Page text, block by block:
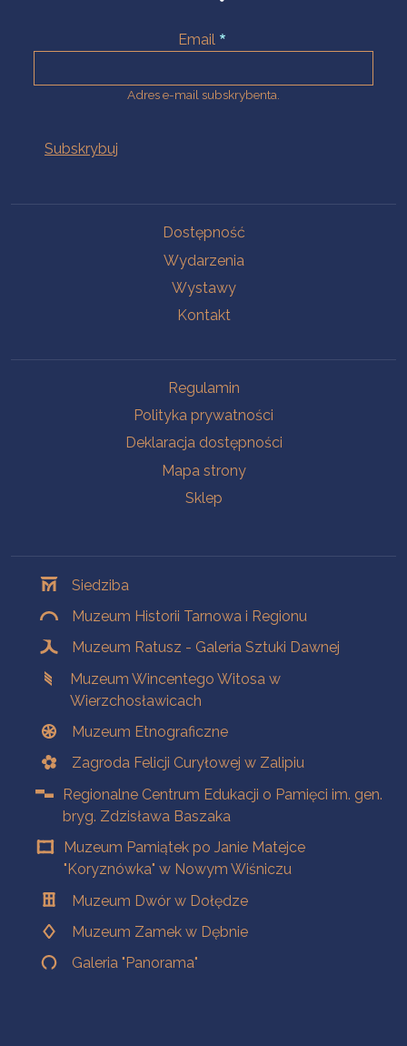
Email
Adres e-mail subskrybenta.
Dostępność
Wydarzenia
Wystawy
Kontakt
Regulamin
Polityka prywatności
Deklaracja dostępności
Mapa strony
Sklep
Siedziba
Muzeum Historii Tarnowa i Regionu
Muzeum Ratusz - Galeria Sztuki Dawnej
Muzeum Wincentego Witosa w
Wierzchosławicach
Muzeum Etnograficzne
Zagroda Felicji Curyłowej w Zalipiu
Regionalne Centrum Edukacji o Pamięci im. gen.
bryg. Zdzisława Baszaka
Muzeum Pamiątek po Janie Matejce
"Koryznówka" w Nowym Wiśniczu
Muzeum Dwór w Dołędze
Muzeum Zamek w Dębnie
Galeria "Panorama"